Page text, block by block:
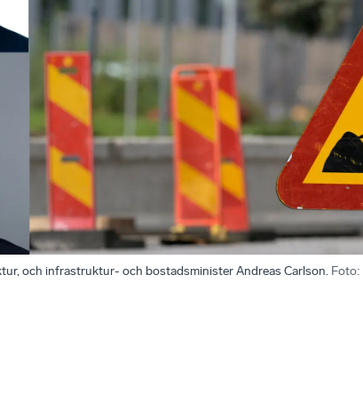
och infrastruktur- och bostadsminister Andreas Carlson. Foto: